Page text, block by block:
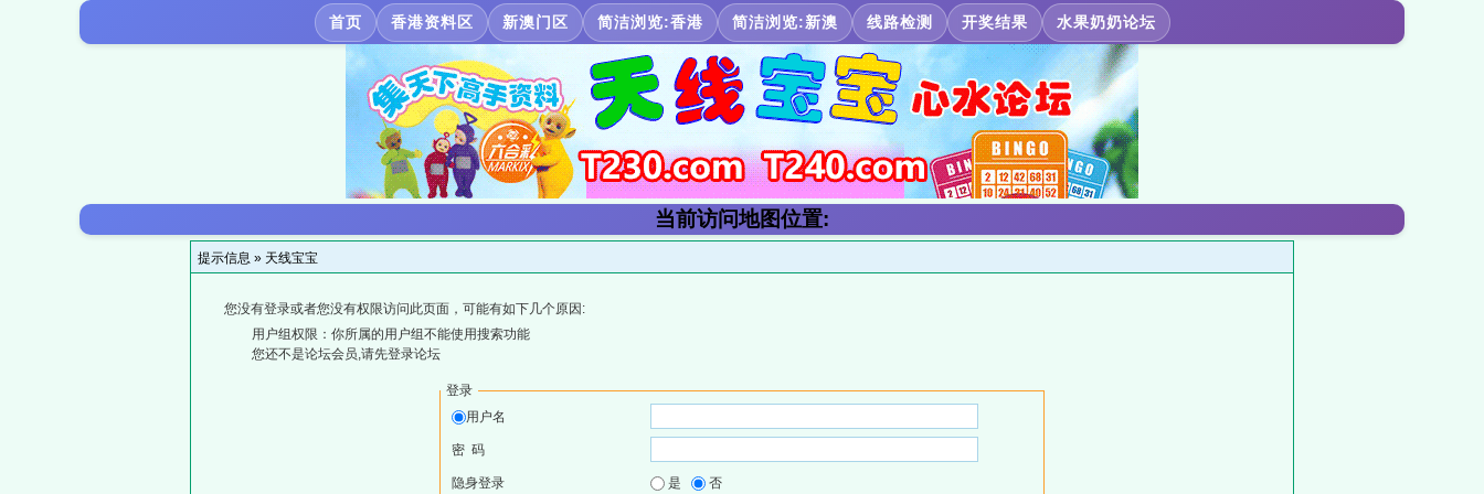
首页 香港资料区 新澳门区 简洁浏览:香港 简洁浏览:新澳 线路检测 开奖结果 水果奶奶论坛
当前访问地图位置:
提示信息 » 天线宝宝
您没有登录或者您没有权限访问此页面，可能有如下几个原因:
用户组权限：你所属的用户组不能使用搜索功能
您还不是论坛会员,请先登录论坛
登录
用户名
密 码
隐身登录 是 否